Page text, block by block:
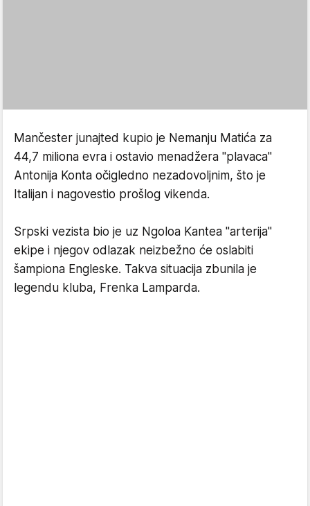
Mančester junajted kupio je Nemanju Matića za
44,7 miliona evra i ostavio menadžera "plavaca"
Antonija Konta očigledno nezadovoljnim, što je
Italijan i nagovestio prošlog vikenda.
Srpski vezista bio je uz Ngoloa Kantea "arterija"
ekipe i njegov odlazak neizbežno će oslabiti
šampiona Engleske. Takva situacija zbunila je
legendu kluba, Frenka Lamparda.